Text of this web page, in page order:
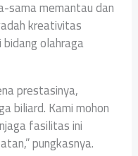
sama memantau dan
kreativitas
olahraga
prestasinya,
biliard. Kami mohon
fasilitas ini
pungkasnya.